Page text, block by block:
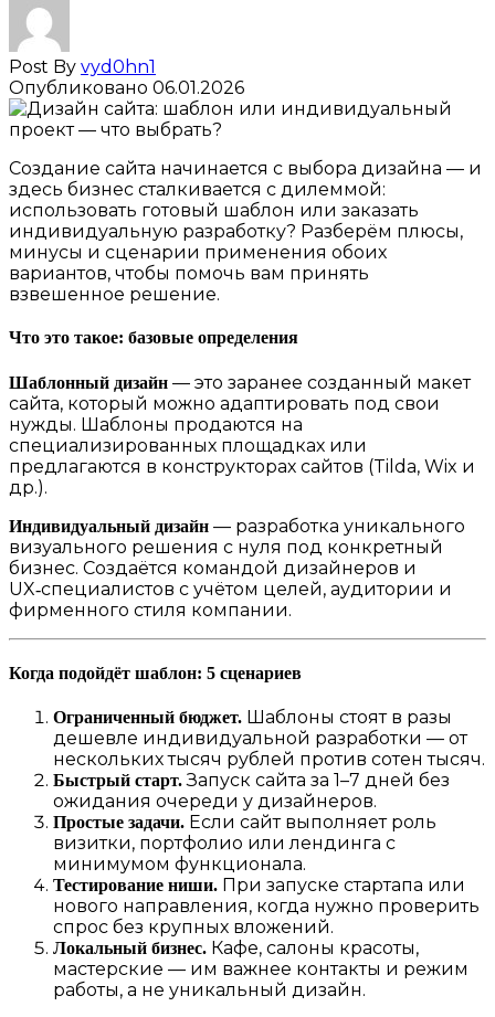
Post By vyd0hn1
Опубликовано 06.01.2026
Создание сайта начинается с выбора дизайна — и
здесь бизнес сталкивается с дилеммой:
использовать готовый шаблон или заказать
индивидуальную разработку? Разберём плюсы,
минусы и сценарии применения обоих
вариантов, чтобы помочь вам принять
взвешенное решение.
Что это такое: базовые определения
Шаблонный дизайн — это заранее созданный макет
сайта, который можно адаптировать под свои
нужды. Шаблоны продаются на
специализированных площадках или
предлагаются в конструкторах сайтов (Tilda, Wix и
др.).
Индивидуальный дизайн — разработка уникального
визуального решения с нуля под конкретный
бизнес. Создаётся командой дизайнеров и
UX‑специалистов с учётом целей, аудитории и
фирменного стиля компании.
Когда подойдёт шаблон: 5 сценариев
Ограниченный бюджет. Шаблоны стоят в разы
дешевле индивидуальной разработки — от
нескольких тысяч рублей против сотен тысяч.
Быстрый старт.Запуск сайта за 1–7 дней без
ожидания очереди у дизайнеров.
Простые задачи. Если сайт выполняет роль
визитки, портфолио или лендинга с
минимумом функционала.
Тестирование ниши. При запуске стартапа или
нового направления, когда нужно проверить
спрос без крупных вложений.
Локальный бизнес. Кафе, салоны красоты,
мастерские — им важнее контакты и режим
работы, а не уникальный дизайн.